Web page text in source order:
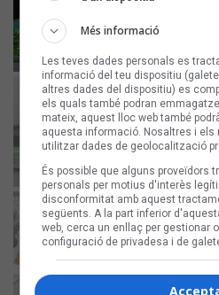
Més informació
Les teves dades personals es
informació del teu dispositiu
altres dades del dispositiu) es
els quals també podran
mateix, aquest lloc web també
aquesta informació. Nosaltres i els
utilitzar dades de geolocalització
És possible que alguns proveïdors
personals per motius d'interès
disconformitat amb aquest
següents. A la part inferior
web, cerca un enllaç per gestionar
configuració de privadesa i de